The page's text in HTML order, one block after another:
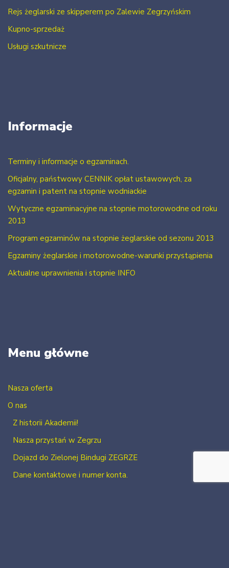
Rejs żeglarski ze skipperem po Zalewie Zegrzyńskim
Kupno-sprzedaż
Usługi szkutnicze
Informacje
Terminy i informacje o egzaminach.
Oficjalny, państwowy CENNIK opłat ustawowych, za
egzamin i patent na stopnie wodniackie
Wytyczne egzaminacyjne na stopnie motorowodne od roku
2013
Program egzaminów na stopnie żeglarskie od sezonu 2013
Egzaminy żeglarskie i motorowodne-warunki przystąpienia
Aktualne uprawnienia i stopnie INFO
Menu główne
Nasza oferta
O nas
Z historii Akademii!
Nasza przystań w Zegrzu
Dojazd do Zielonej Bindugi ZEGRZE
Dane kontaktowe i numer konta.